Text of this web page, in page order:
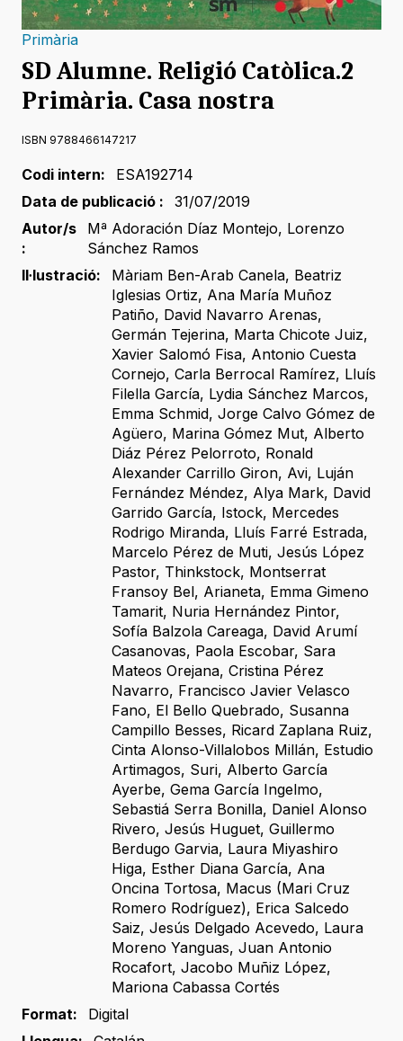
Primària
SD Alumne. Religió Catòlica.2
Primària. Casa nostra
ISBN 9788466147217
Codi intern:
ESA192714
Data de publicació :
31/07/2019
Autor/s
:
Mª Adoración Díaz Montejo, Lorenzo
Sánchez Ramos
Il·lustració:
Màriam Ben-Arab Canela, Beatriz
Iglesias Ortiz, Ana María Muñoz
Patiño, David Navarro Arenas,
Germán Tejerina, Marta Chicote Juiz,
Xavier Salomó Fisa, Antonio Cuesta
Cornejo, Carla Berrocal Ramírez, Lluís
Filella García, Lydia Sánchez Marcos,
Emma Schmid, Jorge Calvo Gómez de
Agüero, Marina Gómez Mut, Alberto
Diáz Pérez Pelorroto, Ronald
Alexander Carrillo Giron, Avi, Luján
Fernández Méndez, Alya Mark, David
Garrido García, Istock, Mercedes
Rodrigo Miranda, Lluís Farré Estrada,
Marcelo Pérez de Muti, Jesús López
Pastor, Thinkstock, Montserrat
Fransoy Bel, Arianeta, Emma Gimeno
Tamarit, Nuria Hernández Pintor,
Sofía Balzola Careaga, David Arumí
Casanovas, Paola Escobar, Sara
Mateos Orejana, Cristina Pérez
Navarro, Francisco Javier Velasco
Fano, El Bello Quebrado, Susanna
Campillo Besses, Ricard Zaplana Ruiz,
Cinta Alonso-Villalobos Millán, Estudio
Artimagos, Suri, Alberto García
Ayerbe, Gema García Ingelmo,
Sebastiá Serra Bonilla, Daniel Alonso
Rivero, Jesús Huguet, Guillermo
Berdugo Garvia, Laura Miyashiro
Higa, Esther Diana García, Ana
Oncina Tortosa, Macus (Mari Cruz
Romero Rodríguez), Erica Salcedo
Saiz, Jesús Delgado Acevedo, Laura
Moreno Yanguas, Juan Antonio
Rocafort, Jacobo Muñiz López,
Mariona Cabassa Cortés
Format:
Digital